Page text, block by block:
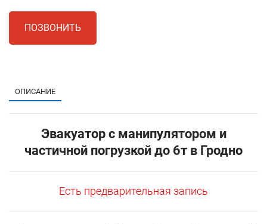
ПОЗВОНИТЬ
ОПИСАНИЕ
Эвакуатор с манипулятором и
частичной погрузкой до 6т в Гродно
Есть предварительная запись